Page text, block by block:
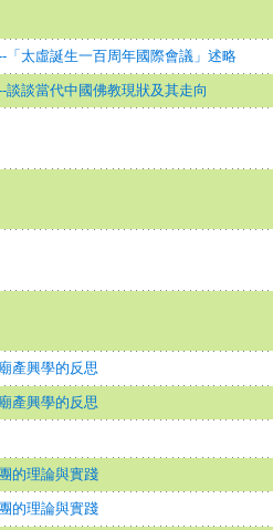
「太虛誕生一百周年國際會議」述略
談談當代中國佛教現狀及其走向
產興學的反思
產興學的反思
的理論與實踐
的理論與實踐